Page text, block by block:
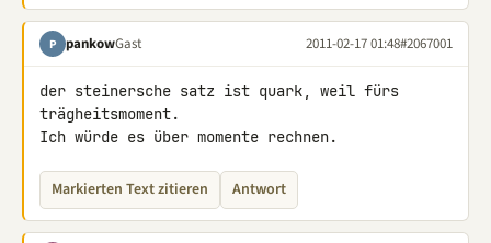
P pankowGast 2011-02-17 01:48#2067001
der steinersche satz ist quark, weil fürs
trägheitsmoment.
Ich würde es über momente rechnen.
Markierten Text zitieren Antwort